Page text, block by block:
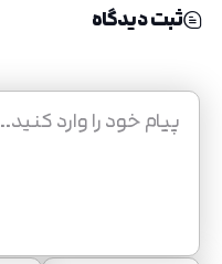
ثبت دیدگاه